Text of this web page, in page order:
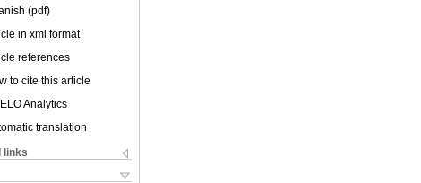
(pdf)
in xml format
references
to cite this article
Analytics
translation
links